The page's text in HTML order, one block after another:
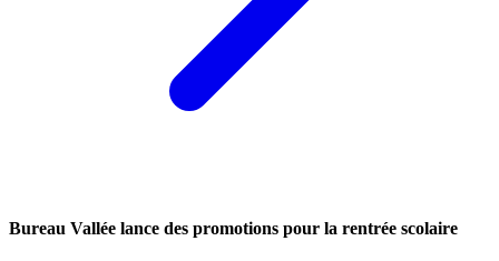
Bureau Vallée lance des promotions pour la rentrée scolaire